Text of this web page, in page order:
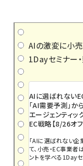
AIの激変に小売
1Dayセミナー
AIに選ばれない
「AI需要予測」か
エージェンティッ
EC戦略【8/26オ
「AIに選ばれない企
て、小売・EC事業
ントを学べる1Dayセ